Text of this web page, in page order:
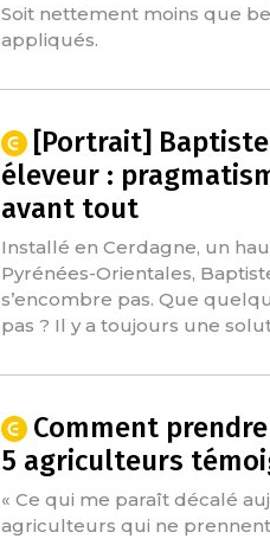
Soit nettement moins que
appliqués.
[Portrait]
éleveur :
avant tout
Installé en Cerdagne, un
Pyrénées-Orientales,
s’encombre pas. Que
pas ? Il y a toujours une
Comment
5 agriculteurs
« Ce qui me paraît décalé
agriculteurs qui ne